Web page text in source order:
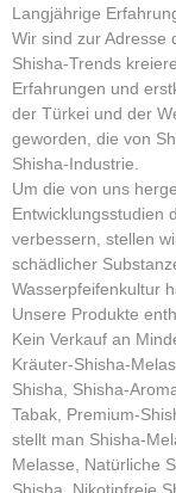
Langjährige
Wir sind zur Adresse
Shisha-Trends
Erfahrungen und
der Türkei und der
geworden, die von
Shisha-Industrie.
Um die von uns
Entwicklungsstudien
verbessern, stellen
schädlicher
Wasserpfeifenkultur
Unsere Produkte
Kein Verkauf an
Kräuter-Shisha-
Shisha, Shisha-
Tabak, Premium-
stellt man Shisha-
Melasse, Natürliche